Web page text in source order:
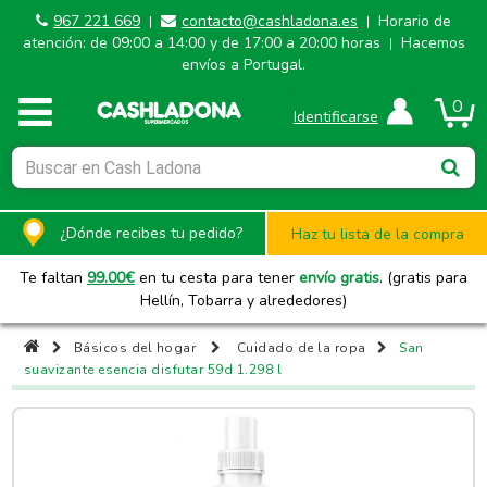
967 221 669 | contacto@cashladona.es | Horario de
atención: de 09:00 a 14:00 y de 17:00 a 20:00 horas
| Hacemos
envíos a Portugal.
0
Identificarse
¿Dónde recibes tu pedido? Haz tu lista de la compra
Te faltan 99.00€ en tu cesta para tener envío gratis. (gratis para
Hellín, Tobarra y alrededores)
Básicos del hogar Cuidado de la ropa
San
suavizante esencia disfutar 59d 1.298 l